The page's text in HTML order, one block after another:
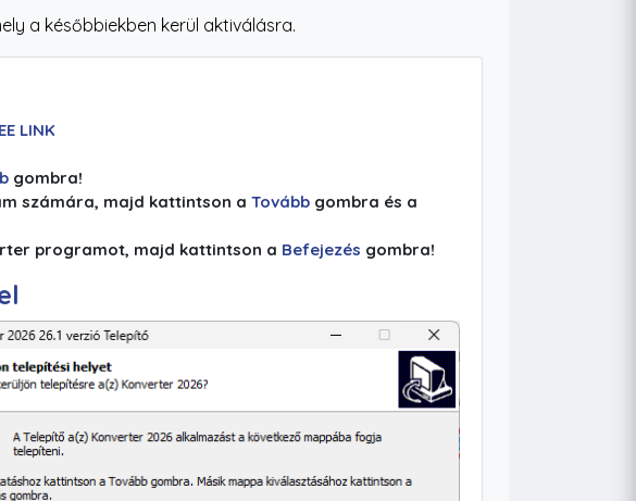
a későbbiekben kerül aktiválásra.
LINK
gombra!
számára, majd kattintson a Tovább gombra és a
programot, majd kattintson a Befejezés gombra!